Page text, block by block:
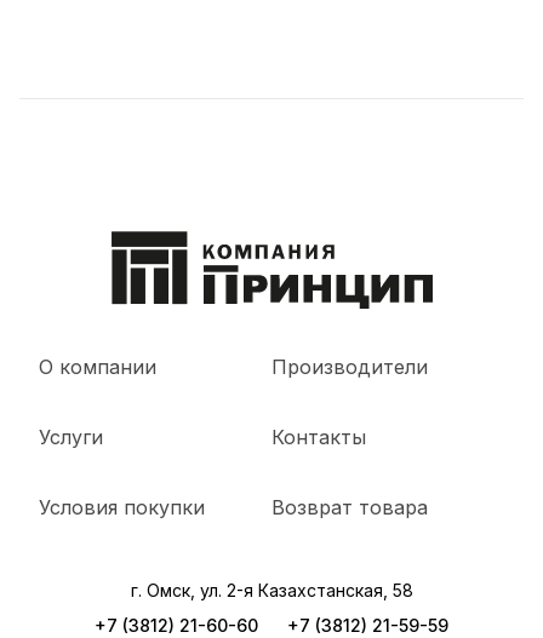
О компании
Услуги
Условия покупки
Производители
Контакты
Возврат товара
г. Омск, ул. 2-я Казахстанская, 58
+7 (3812) 21-60-60
+7 (3812) 21-59-59